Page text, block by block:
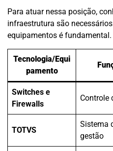
Para atuar nessa posição,
infraestrutura são
equipamentos é fundamental.
Tecnologia/Equi
pamento
Switches e
Firewalls
Controle
TOTVS
Sistema
gestão